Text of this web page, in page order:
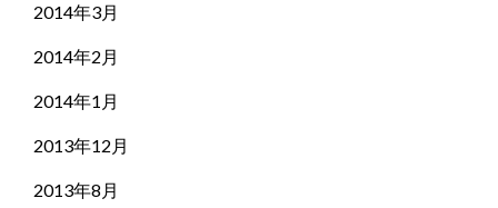
2014年3月
2014年2月
2014年1月
2013年12月
2013年8月